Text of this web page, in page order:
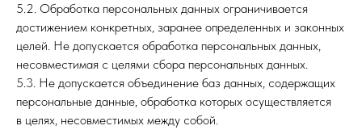
5.2. Обработка персональных данных ограничивается
достижением конкретных, заранее определенных и законных
целей. Не допускается обработка персональных данных,
несовместимая с целями сбора персональных данных.
5.3. Не допускается объединение баз данных, содержащих
персональные данные, обработка которых осуществляется
в целях, несовместимых между собой.